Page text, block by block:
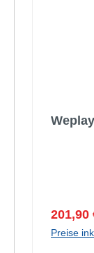
201,90
Preise